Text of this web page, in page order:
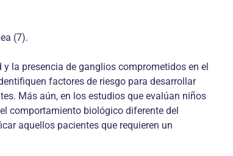
(7).
la presencia de ganglios comprometidos en el
factores de riesgo para desarrollar
Más aún, en los estudios que evalúan niños
comportamiento biológico diferente del
aquellos pacientes que requieren un